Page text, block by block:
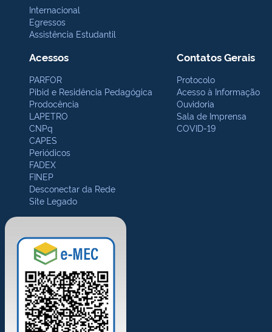
Internacional
Egressos
Assistência Estudantil
Acessos
PARFOR
Pibid e Residência Pedagógica
Prodocência
LAPETRO
CNPq
CAPES
Periódicos
FADEX
FINEP
Desconectar da Rede
Site Legado
Contatos Gerais
Protocolo
Acesso à Informação
Ouvidoria
Sala de Imprensa
COVID-19